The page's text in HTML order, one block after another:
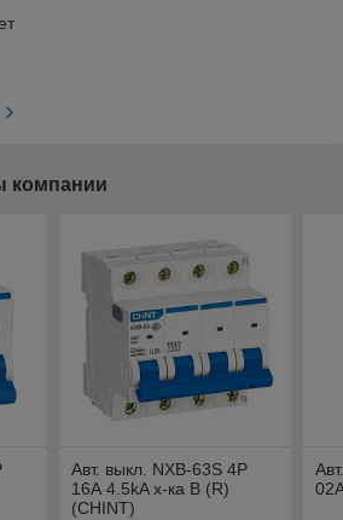
компании
Авт. выкл. NXB-63S 4P
16А 4.5kA х-ка B (R)
(CHINT)